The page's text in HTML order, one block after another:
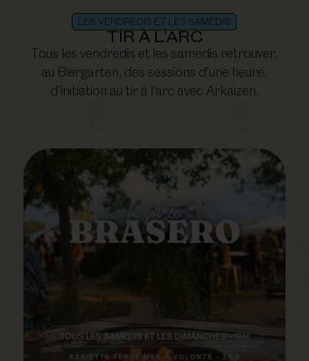
LES VENDREDIS ET LES SAMEDIS
TIR À L’ARC
Tous les vendredis et les samedis retrouver,
au Biergarten, des sessions d'une heure,
d'initiation au tir à l'arc avec Arkaizen.